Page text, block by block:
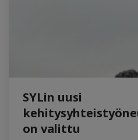
SYLin uusi
on valittu